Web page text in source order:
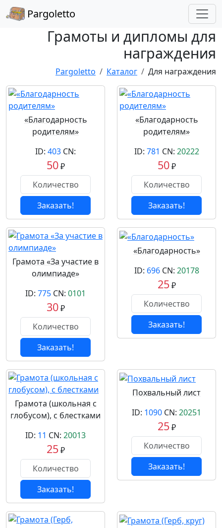
Pargoletto
Грамоты и дипломы для
награждения
Pargoletto Каталог Для награждения
«Благодарность
родителям»
ID: 403 CN:
50₽
Заказать!
«Благодарность
родителям»
ID: 781 CN: 20222
50₽
Заказать!
Грамота «За участие в
олимпиаде»
ID: 775 CN: 0101
30₽
Заказать!
«Благодарность»
ID: 696CN: 20178
25₽
Заказать!
Грамота (школьная с
глобусом), с блестками
ID: 11 CN: 20013
25₽
Заказать!
Похвальный лист
ID: 1090 CN: 20251
25₽
Заказать!